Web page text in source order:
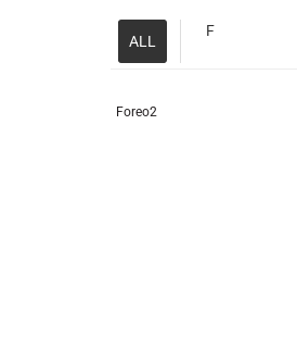
ALL
F
Foreo2